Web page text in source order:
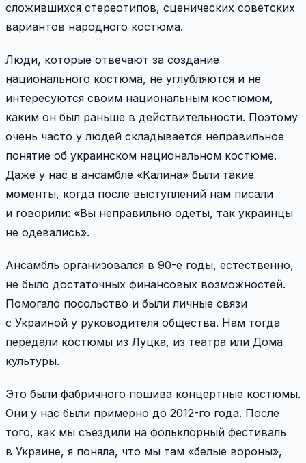
сложившихся стереотипов, сценических советских
вариантов народного костюма.
Люди, которые отвечают за создание
национального костюма, не углубляются и не
интересуются своим национальным костюмом,
каким он был раньше в действительности. Поэтому
очень часто у людей складывается неправильное
понятие об украинском национальном костюме.
Даже у нас в ансамбле «Калина» были такие
моменты, когда после выступлений нам писали
и говорили: «Вы неправильно одеты, так украинцы
не одевались».
Aнсамбль организовался в 90-е годы, естественно,
не было достаточных финансовых возможностей.
Помогало посольство и были личные связи
с Украиной у руководителя общества. Нам тогда
передали костюмы из Луцка, из театра или Дома
культуры.
Это были фабричного пошива концертные костюмы.
Они у нас были примерно до 2012-го года. После
того, как мы съездили на фольклорный фестиваль
в Украине, я поняла, что мы там «белые вороны»,